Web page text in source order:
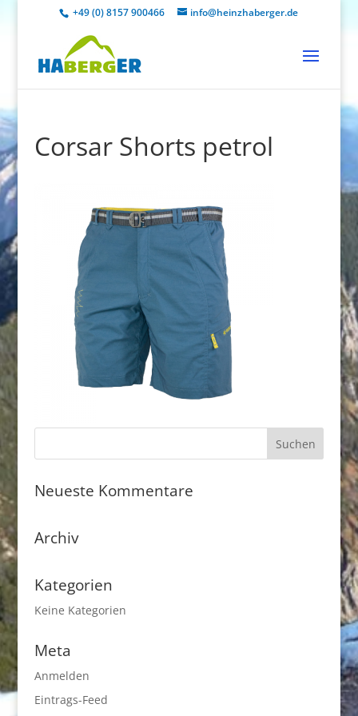
+49 (0) 8157 900466 info@heinzhaberger.de
Corsar Shorts petrol
Neueste Kommentare
Archiv
Kategorien
Keine Kategorien
Meta
Anmelden
Eintrags-Feed